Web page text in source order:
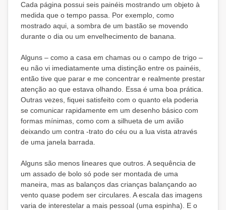
Cada página possui seis painéis mostrando um objeto à
medida que o tempo passa. Por exemplo, como
mostrado aqui, a sombra de um bastão se movendo
durante o dia ou um envelhecimento de banana.
Alguns – como a casa em chamas ou o campo de trigo –
eu não vi imediatamente uma distinção entre os painéis,
então tive que parar e me concentrar e realmente prestar
atenção ao que estava olhando. Essa é uma boa prática.
Outras vezes, fiquei satisfeito com o quanto ela poderia
se comunicar rapidamente em um desenho básico com
formas mínimas, como com a silhueta de um avião
deixando um contra -trato do céu ou a lua vista através
de uma janela barrada.
Alguns são menos lineares que outros. A sequência de
um assado de bolo só pode ser montada de uma
maneira, mas as balanços das crianças balançando ao
vento quase podem ser circulares. A escala das imagens
varia de interestelar a mais pessoal (uma espinha). E o